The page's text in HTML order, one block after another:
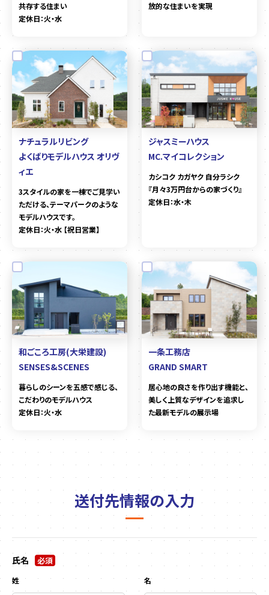
共存する住まい
定休日：火・水
放的な住まいを実現
ナチュラルリビング
よくばりモデルハウス オリヴ
ィエ
3スタイルの家を一棟でご見学い
ただける、テーマパークのような
モデルハウスです。
定休日：火・水 【祝日営業】
ジャスミーハウス
MC.マイコレクション
カシコク カガヤク 自分ラシク
『月々3万円台からの家づくり』
定休日：水・木
和ごころ工房(大栄建設)
SENSES&SCENES
暮らしのシーンを五感で感じる、
こだわりのモデルハウス
定休日：火・水
一条工務店
GRAND SMART
居心地の良さを作り出す機能と、
美しく上質なデザインを追求し
た最新モデルの展示場
送付先情報の入力
氏名 必須
姓 名